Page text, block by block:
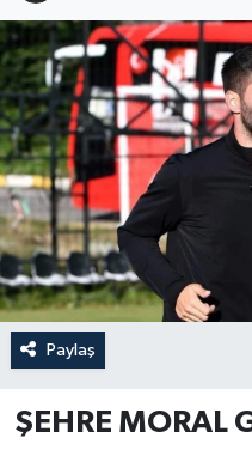
Paylaş
ŞEHRE MORAL